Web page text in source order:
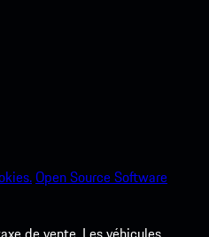
Open Source Software